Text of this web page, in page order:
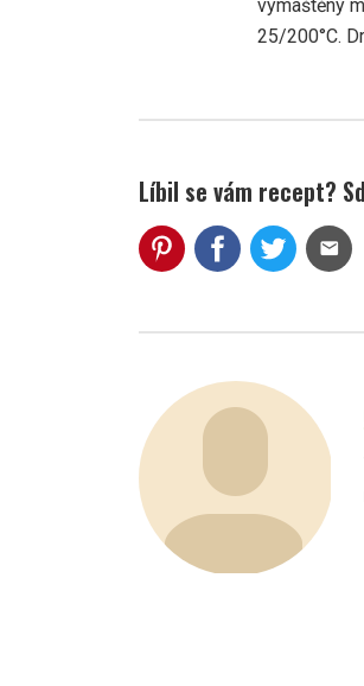
vymaštěný
25/200°C.
Líbil se vám recept?
mail